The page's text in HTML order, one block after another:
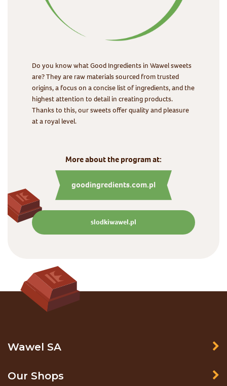
Do you know what Good Ingredients in Wawel sweets
are? They are raw materials sourced from trusted
origins, a focus on a concise list of ingredients, and the
highest attention to detail in creating products.
Thanks to this, our sweets offer quality and pleasure
at a royal level.
More about the program at:
goodingredients.com.pl
slodkiwawel.pl
Wawel SA
Our Shops